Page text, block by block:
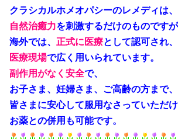
クラシカルホメオパシーのレメディは、
自然治癒力を刺激するだけのものですが
海外では、 正式に 医療として認可され、
医療現場で広く用いられています。
副作用がなく安全で、
お子さま、妊婦さま、ご高齢の方まで、
皆さまに安心して服用なさっていただけ
お薬との併用も可能です。